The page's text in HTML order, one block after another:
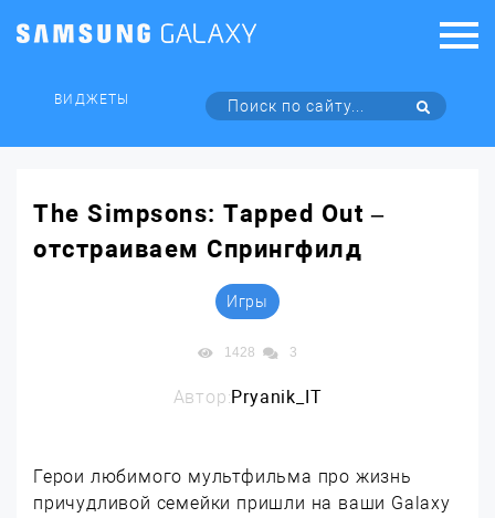
ВИДЖЕТЫ
The Simpsons: Tapped Out –
отстраиваем Спрингфилд
Игры
1428 3
Автор:Pryanik_IT
Герои любимого мультфильма про жизнь
причудливой семейки пришли на ваши Galaxy